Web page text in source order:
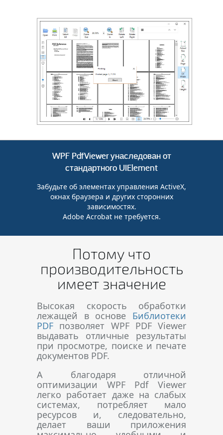
WPF PdfViewer унаследован от
стандартного UIElement
Забудьте об элементах управления ActiveX,
окнах браузера и других сторонних
зависимостях.
Adobe Acrobat не требуется.
Потому что
производительность
имеет значение
Высокая скорость обработки
лежащей в основе Библиотеки
PDF позволяет WPF PDF Viewer
выдавать отличные результаты
при просмотре, поиске и печате
документов PDF.
А благодаря отличной
оптимизации WPF Pdf Viewer
легко работает даже на слабых
системах, потребляет мало
ресурсов и, следовательно,
делает ваши приложения